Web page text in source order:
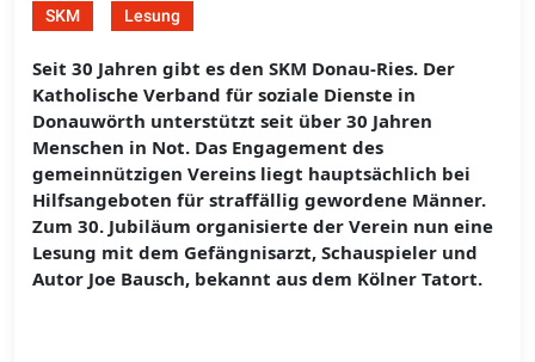
SKM Lesung
Seit 30 Jahren gibt es den SKM Donau-Ries. Der
Katholische Verband für soziale Dienste in
Donauwörth unterstützt seit über 30 Jahren
Menschen in Not. Das Engagement des
gemeinnützigen Vereins liegt hauptsächlich bei
Hilfsangeboten für straffällig gewordene Männer.
Zum 30. Jubiläum organisierte der Verein nun eine
Lesung mit dem Gefängnisarzt, Schauspieler und
Autor Joe Bausch, bekannt aus dem Kölner Tatort.